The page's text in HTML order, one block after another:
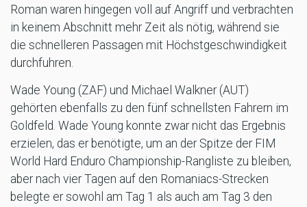
Roman waren hingegen voll auf Angriff und verbrachten
in keinem Abschnitt mehr Zeit als nötig, während sie
die schnelleren Passagen mit Höchstgeschwindigkeit
durchfuhren.
Wade Young (ZAF) und Michael Walkner (AUT)
gehörten ebenfalls zu den fünf schnellsten Fahrern im
Goldfeld. Wade Young konnte zwar nicht das Ergebnis
erzielen, das er benötigte, um an der Spitze der FIM
World Hard Enduro Championship-Rangliste zu bleiben,
aber nach vier Tagen auf den Romaniacs-Strecken
belegte er sowohl am Tag 1 als auch am Tag 3 den